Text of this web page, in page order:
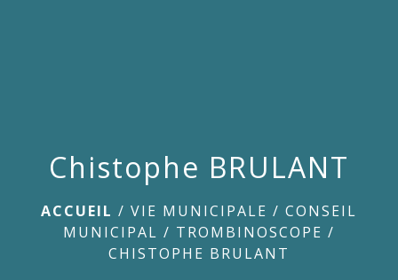
Chistophe BRULANT
ACCUEIL / VIE MUNICIPALE / CONSEIL
MUNICIPAL / TROMBINOSCOPE /
CHISTOPHE BRULANT